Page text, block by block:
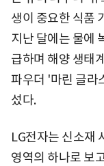
생이 중요한 식품
지난 달에는 물에
급하며 해양 생태
파우더 '마린 글라
섰다.
LG전자는 신소재
영역의 하나로 보